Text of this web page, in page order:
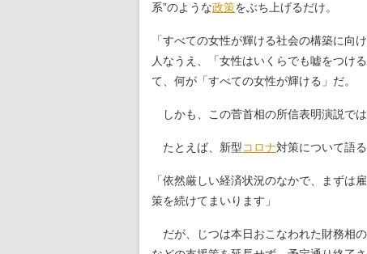
系”のような政策をぶち上げるだけ。
「すべての女性が輝ける社会の構築に
人なうえ、「女性はいくらでも嘘をつけ
て、何が「すべての女性が輝ける」だ。
しかも、この菅首相の所信表明演説では
たとえば、新型コロナ対策について語
「依然厳しい経済状況のなかで、まずは
策を続けてまいります」
だが、じつは本日おこなわれた財務相